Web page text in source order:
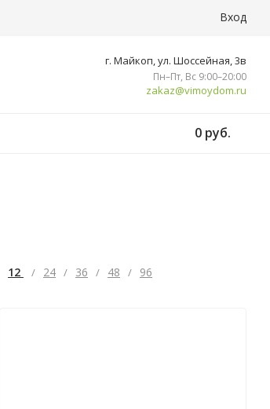
Вход
г. Майкоп, ул. ​Шоссейная, 3в
Пн–Пт, Вс 9:00–20:00
zakaz@vimoydom.ru
0 руб.
12 / 24 / 36 / 48 / 96